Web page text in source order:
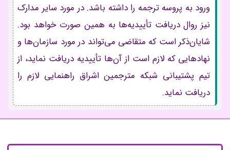
ورود به پروسه ترجمه را داشته باشد. در مورد سایر مدارک
نیز روال دریافت تأییدیه‌‌ها به همین صورت خواهد بود.
شایان‌ذکر است که متقاضی می‌تواند در مورد سازمان‌ها و
نهادهایی که لازم است از آن‌ها تأییدیه دریافت نماید، از
تیم پشتیبانی شبکه مترجمین اشراق راهنمایی لازم را
دریافت نماید.